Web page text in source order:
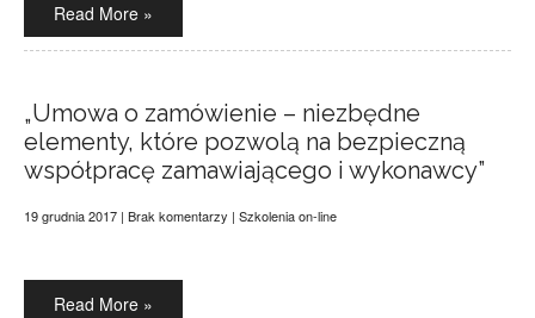
Read More »
„Umowa o zamówienie – niezbędne
elementy, które pozwolą na bezpieczną
współpracę zamawiającego i wykonawcy”
19 grudnia 2017 | Brak komentarzy | Szkolenia on-line
Read More »